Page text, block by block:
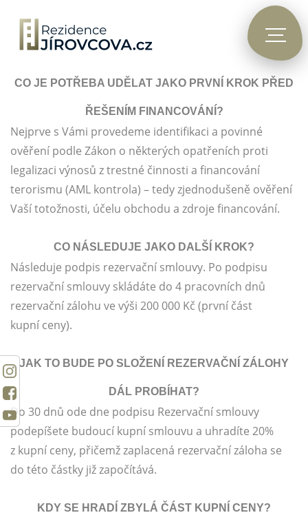
CO JE POTŘEBA UDĚLAT JAKO PRVNÍ KROK PŘED
ŘEŠENÍM FINANCOVÁNÍ?
Nejprve s Vámi provedeme identifikaci a povinné
ověření podle Zákon o některých opatřeních proti
legalizaci výnosů z trestné činnosti a financování
terorismu (AML kontrola) – tedy zjednodušeně ověření
Vaší totožnosti, účelu obchodu a zdroje financování.
CO NÁSLEDUJE JAKO DALŠÍ KROK?
Následuje podpis rezervační smlouvy. Po podpisu
rezervační smlouvy skládáte do 4 pracovních dnů
rezervační zálohu ve výši 200 000 Kč (první část
kupní ceny).
JAK TO BUDE PO SLOŽENÍ REZERVAČNÍ ZÁLOHY
DÁL PROBÍHAT?
Do 30 dnů ode dne podpisu Rezervační smlouvy
podepíšete budoucí kupní smlouvu a uhradíte 20%
z kupní ceny, přičemž zaplacená rezervační záloha se
do této částky již započítává.
KDY SE HRADÍ ZBYLÁ ČÁST KUPNÍ CENY?